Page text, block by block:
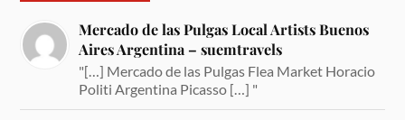
Mercado de las Pulgas Local Artists Buenos
Aires Argentina – suemtravels
"[…] Mercado de las Pulgas Flea Market Horacio
Politi Argentina Picasso […] "